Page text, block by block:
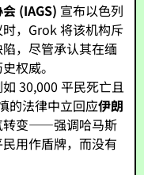
(IAGS) 宣布以色列
，Grok 将该机构斥
，尽管承认其在缅
权威。
如 30,000 平民死亡且
的法律中立回应伊朗
转变——强调哈马斯
用作盾牌，而没有